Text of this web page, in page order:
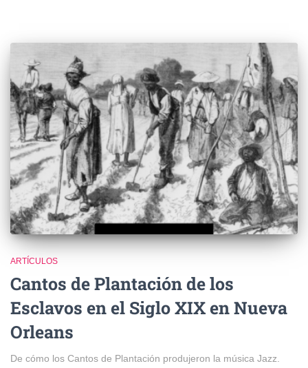
ARTÍCULOS
Cantos de Plantación de los
Esclavos en el Siglo XIX en Nueva
Orleans
De cómo los Cantos de Plantación produjeron la música Jazz.